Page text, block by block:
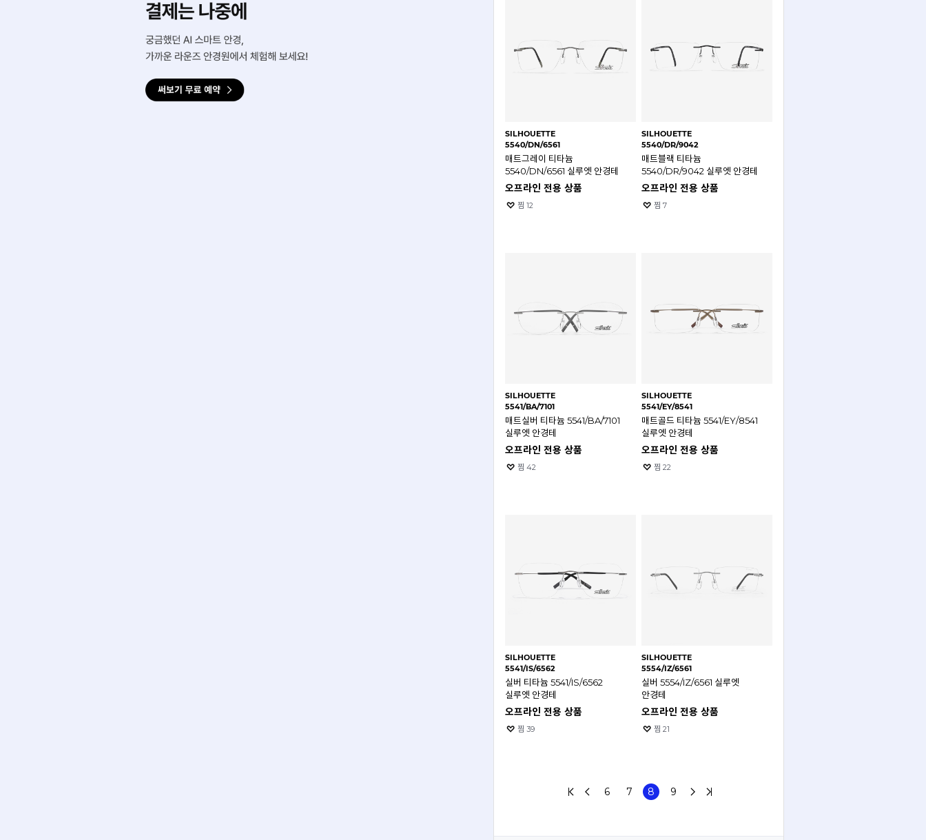
SILHOUETTE
5540/DN/6561
매트그레이 티타늄
5540/DN/6561 실루엣 안경테
오프라인 전용 상품
찜 12
SILHOUETTE
5540/DR/9042
매트블랙 티타늄
5540/DR/9042 실루엣 안경테
오프라인 전용 상품
찜 7
SILHOUETTE
5541/BA/7101
매트실버 티타늄 5541/BA/7101
실루엣 안경테
오프라인 전용 상품
찜 42
SILHOUETTE
5541/EY/8541
매트골드 티타늄 5541/EY/8541
실루엣 안경테
오프라인 전용 상품
찜 22
SILHOUETTE
5541/IS/6562
실버 티타늄 5541/IS/6562
실루엣 안경테
오프라인 전용 상품
찜 39
SILHOUETTE
5554/IZ/6561
실버 5554/IZ/6561 실루엣
안경테
오프라인 전용 상품
찜 21
6 7 8 9